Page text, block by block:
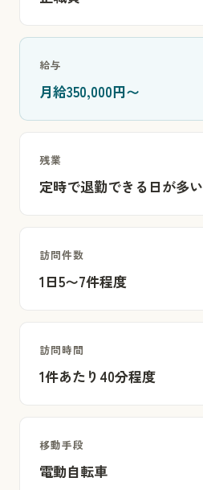
給与
月給350,000円〜
残業
定時で退勤できる日が多い
訪問件数
1日5〜7件程度
訪問時間
1件あたり40分程度
移動手段
電動自転車